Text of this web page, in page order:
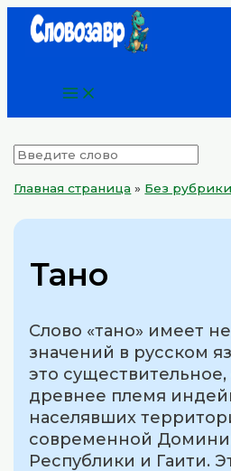
ПерейтиMain
Главная страница » Без рубрики
Тано
Слово «тано» имеет
значений в русском
это
древнее племя
населявших
современной
Республики и Гаити.